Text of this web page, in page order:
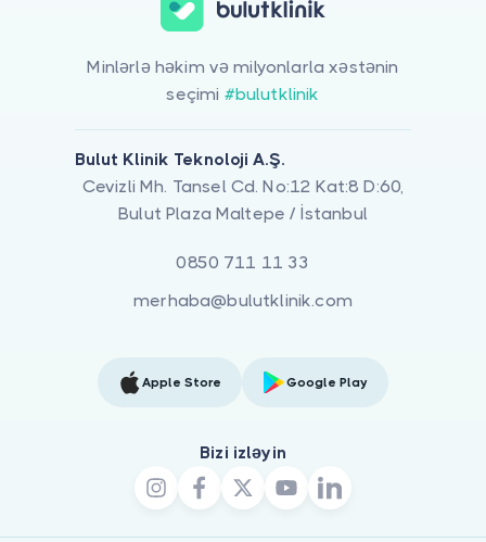
Minlərlə həkim və milyonlarla xəstənin
seçimi #bulutklinik
Bulut Klinik Teknoloji A.Ş.
Cevizli Mh. Tansel Cd. No:12 Kat:8 D:60,
Bulut Plaza Maltepe / İstanbul
0850 711 11 33
merhaba@bulutklinik.com
Apple Store Google Play
Bizi izləyin